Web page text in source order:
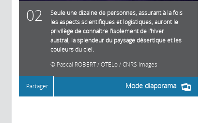
02
Seule une dizaine de personnes, assurant à la fois
les aspects scientifiques et logistiques, auront le
privilège de connaître l'isolement de l'hiver
austral, la splendeur du paysage désertique et les
couleurs du ciel.
Pascal ROBERT / OTELo / CNRS Images
Mode diaporama
Partager